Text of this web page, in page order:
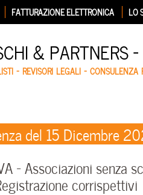
FATTURAZIONE ELETTRONICA LO
& PARTNERS
– REVISORI LEGALI – CONSULENZA
del 15 Dicembre
– Associazioni senza
corrispettivi